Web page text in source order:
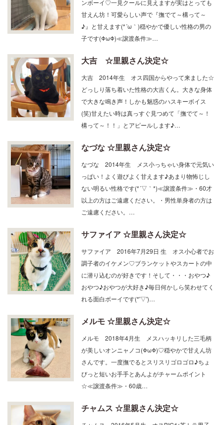
ンボーイ♡一見クールに見えますが実はとっても
甘えん坊！可愛らしい声で『撫でて～構って～
♪』と甘えます(*´ω｀)穏やかで優しい性格の男の
子です(ΦωΦ)≪譲渡条件≫…
大吉 ☆里親さん決定☆
大吉 2014年生 オス四国からやって来ました☆
どっしり落ち着いた性格の大吉くん。大きな身体
で大きな鳴き声！しかも魅惑のハスキーボイス
(笑)甘えたい時は真っすぐ見つめて「撫でて～！
構って～！！」とアピールします♪…
なづな ☆里親さん決定☆
なづな 2014年生 メス小っちゃい身体で元気い
っぱい！よく遊びよく甘えます♪あまり物怖じし
ない明るい性格です(*´▽｀*)≪譲渡条件≫・60才
以上の方はご遠慮ください。・男性単身者の方は
ご遠慮ください。…
サファイア ☆里親さん決定☆
サファイア 2016年7月29日 生 オス小心者でお
調子者のイケメン♡ブランケットやスカートの中
に潜り込むのが好きです！そして・・・おやつ♪
おやつ♪おやつが大好き♪毎日何かしら笑わせてく
れる面白ボーイです(*'▽')…
メルモ ☆里親さん決定☆
メルモ 2018年4月生 メスハッキリした三毛柄
が美しいオンニャノコ(ΦωΦ)♡穏やかで甘えん坊
さんです。一度撫でるとスリスリゴロゴロ♪ちょ
びっと短いお手手とあんよがチャームポイント
☆≪譲渡条件≫・60歳…
チャムス ☆里親さん決定☆